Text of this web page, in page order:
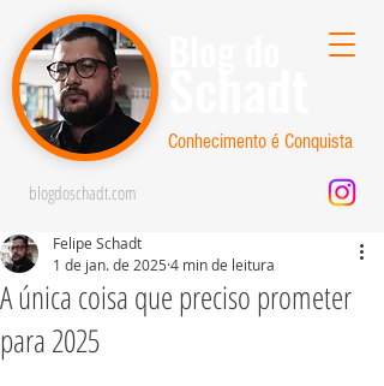
blogdoschadt.com
Conhecimento é Conquista
A única coisa que preciso prometer
para 2025
Felipe Schadt
1 de jan. de 2025 4 min de leitura